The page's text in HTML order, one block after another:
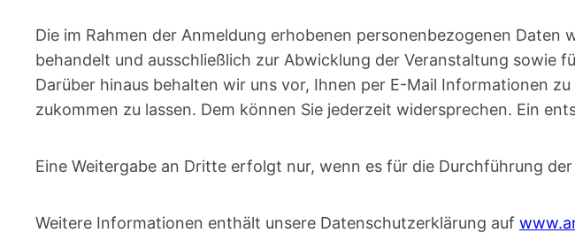
Die im Rahmen der Anmeldung erhobenen personenbezogenen
behandelt und ausschließlich zur Abwicklung der Veranstaltung sowie
Darüber hinaus behalten wir uns vor, Ihnen per E-Mail Informationen
zukommen zu lassen. Dem können Sie jederzeit widersprechen. Ein
Eine Weitergabe an Dritte erfolgt nur, wenn es für die Durchführung
Weitere Informationen enthält unsere Datenschutzerklärung auf